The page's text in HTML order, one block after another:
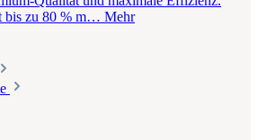
bis zu 80 % m… Mehr